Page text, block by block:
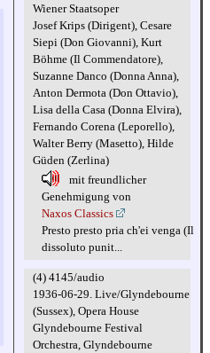
Wiener Staatsoper
Josef Krips (Dirigent), Cesare
Siepi (Don Giovanni), Kurt
Böhme (Il Commendatore),
Suzanne Danco (Donna Anna),
Anton Dermota (Don Ottavio),
Lisa della Casa (Donna Elvira),
Fernando Corena (Leporello),
Walter Berry (Masetto), Hilde
Güden (Zerlina)
mit freundlicher
Genehmigung von
Naxos Classics
Presto presto pria ch'ei venga (Il
dissoluto punit...
(4) 4145/audio
1936-06-29. Live/Glyndebourne
(Sussex), Opera House
Glyndebourne Festival
Orchestra, Glyndebourne